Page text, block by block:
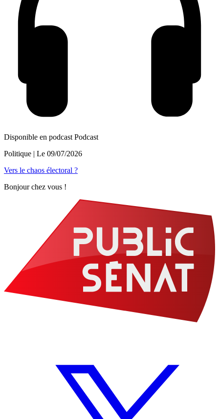
Disponible en podcast Podcast
Politique | Le 09/07/2026
Vers le chaos électoral ?
Bonjour chez vous !